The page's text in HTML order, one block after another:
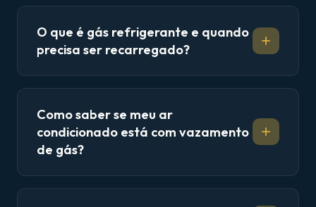
O que é gás refrigerante e quando
precisa ser recarregado?
Como saber se meu ar
condicionado está com vazamento
de gás?